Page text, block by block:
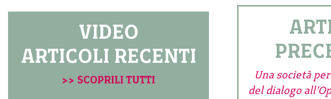
VIDEO
ARTICOLI RECENTI
>> SCOPRILI TUTTI
Una società
del dialogo